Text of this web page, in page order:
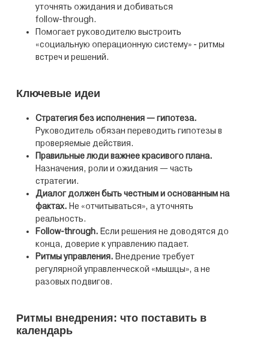
уточнять ожидания и добиваться
follow‑through.
Помогает руководителю выстроить
«социальную операционную систему» - ритмы
встреч и решений.
Ключевые идеи
Стратегия без исполнения — гипотеза.
Руководитель обязан переводить гипотезы в
проверяемые действия.
Правильные люди важнее красивого плана.
Назначения, роли и ожидания — часть
стратегии.
Диалог должен быть честным и основанным на
фактах. Не «отчитываться», а уточнять
реальность.
Follow‑through. Если решения не доводятся до
конца, доверие к управлению падает.
Ритмы управления. Внедрение требует
регулярной управленческой «мышцы», а не
разовых подвигов.
Ритмы внедрения: что поставить в
календарь